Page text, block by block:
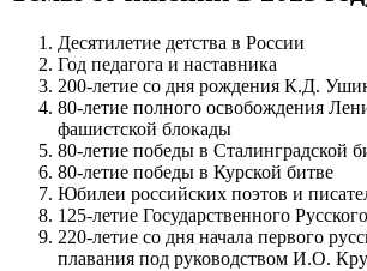
Десятилетие детства в России
Год педагога и наставника
200-летие со дня рождения К.Д.
80-летие полного освобождения
фашистской блокады
80-летие победы в Сталинградской
80-летие победы в Курской битве
Юбилеи российских поэтов и
125-летие Государственного
220-летие со дня начала первого
плавания под руководством И.О.